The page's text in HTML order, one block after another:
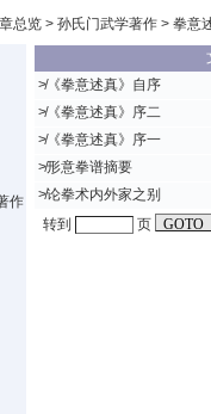
总览 > 孙氏门武学著作 > 拳意
作
≯《拳意述真》自序
≯《拳意述真》序二
≯《拳意述真》序一
≯形意拳谱摘要
≯论拳术内外家之别
转到
页